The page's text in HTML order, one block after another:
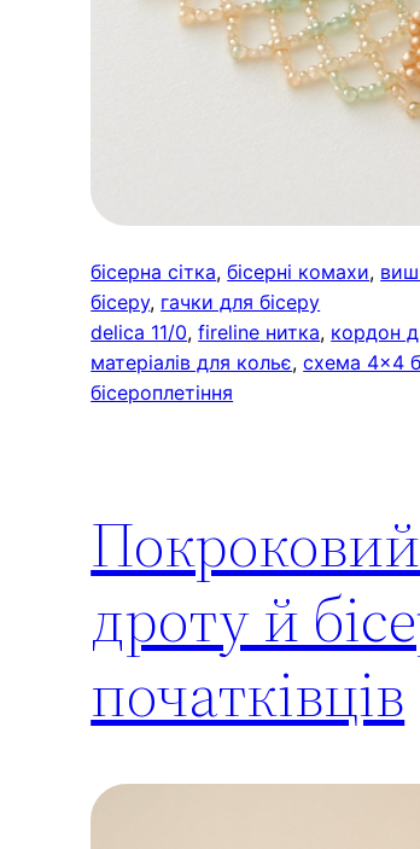
бісерна сітка, бісерні комахи,
бісеру, гачки для бісеру
delica 11/0, fireline нитка, кордон
матеріалів для кольє, схема 4×4
бісероплетіння
дроту й
початківців